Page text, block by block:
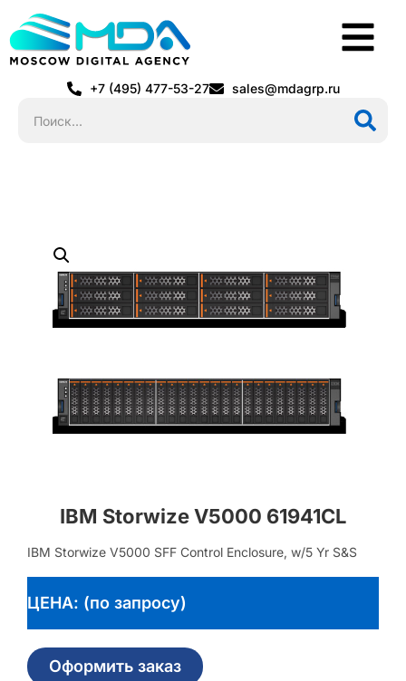
+7 (495) 477-53-27 sales@mdagrp.ru
IBM Storwize V5000 61941CL
IBM Storwize V5000 SFF Control Enclosure, w/5 Yr S&S
ЦЕНА: (по запросу)
Оформить заказ